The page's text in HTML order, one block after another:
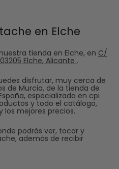
en la recuperación de mi
tratamientos agresivos, y
en pocas
cutánea es una
fuerte y luminosa desde
en Elche
tienda en Elche, en C/
Elche, Alicante .
disfrutar, muy cerca de
de Murcia, de la tienda de
especializada en cpi
y todo el catálogo,
los mejores precios.
podrás ver, tocar y
además de recibir